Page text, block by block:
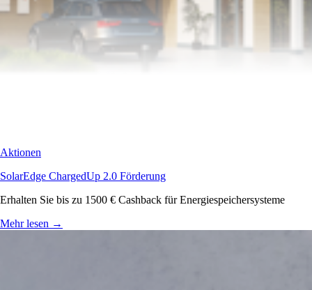
Aktionen
SolarEdge ChargedUp 2.0 Förderung
Erhalten Sie bis zu 1500 € Cashback für Energiespeichersysteme
Mehr lesen →